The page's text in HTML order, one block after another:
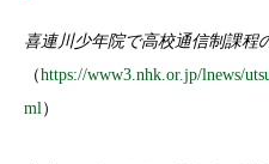
喜連川少年院で高校通信制課程
（https://www3.nhk.or.jp/lnews/
ml ）